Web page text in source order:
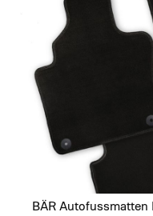
images
gallery
BÄR